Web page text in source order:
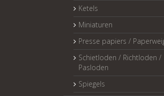
Ketels
Miniaturen
Presse papiers /
Schietloden / Richtloden /
Pasloden
Spiegels